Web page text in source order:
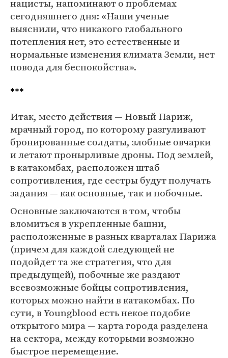
нацисты, напоминают о проблемах
сегодняшнего дня: «Наши ученые
выяснили, что никакого глобального
потепления нет, это естественные и
нормальные изменения климата Земли, нет
повода для беспокойства».
***
Итак, место действия — Новый Париж,
мрачный город, по которому разгуливают
бронированные солдаты, злобные овчарки
и летают пронырливые дроны. Под землей,
в катакомбах, расположен штаб
сопротивления, где сестры будут получать
задания — как основные, так и побочные.
Основные заключаются в том, чтобы
вломиться в укрепленные башни,
расположенные в разных кварталах Парижа
(причем для каждой следующей не
подойдет та же стратегия, что для
предыдущей), побочные же раздают
всевозможные бойцы сопротивления,
которых можно найти в катакомбах. По
сути, в Youngblood есть некое подобие
открытого мира — карта города разделена
на сектора, между которыми возможно
быстрое перемещение.